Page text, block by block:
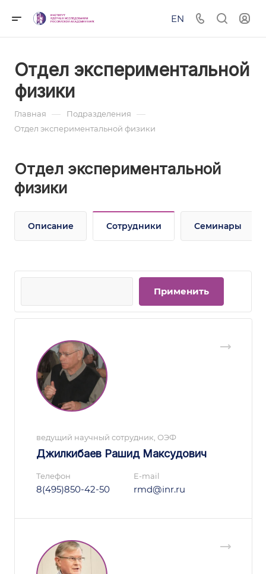
EN
Отдел экспериментальной
физики
Главная — Подразделения —
Отдел экспериментальной физики
Отдел экспериментальной
физики
Описание Сотрудники Семинары
ведущий научный сотрудник, ОЭФ
Джилкибаев Рашид Максудович
Телефон
8(495)850-42-50
E-mail
rmd@inr.ru